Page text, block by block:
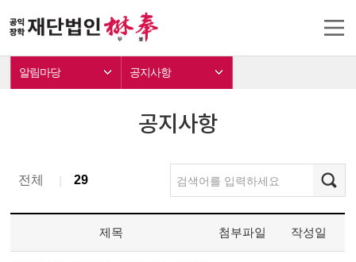
알림마당 공지사항
공지사항
전체 29
제목 첨부파일 작성일